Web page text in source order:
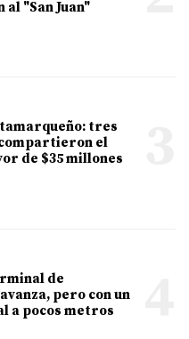
"San Juan"
tres
el
de $35 millones
de
pero con un
a pocos metros